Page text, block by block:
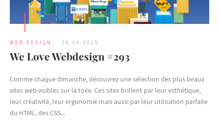
WEB DESIGN 26.04.2015
We Love Webdesign #293
Comme chaque dimanche, découvrez une sélection des plus beaux
sites web visibles sur la toile. Ces sites brillent par leur esthétique,
leur créativité, leur ergonomie mais aussi par leur utilisation parfaite
du HTML, des CSS...